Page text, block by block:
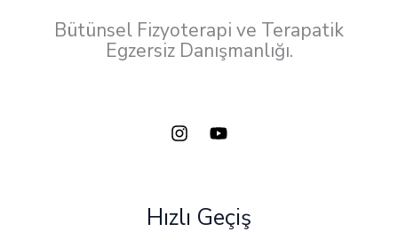
Bütünsel Fizyoterapi ve Terapatik
Egzersiz Danışmanlığı.
Hızlı Geçiş